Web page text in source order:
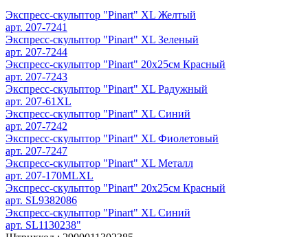
Экспресс-скульптор "Pinart" XL Желтый
арт. 207-7241
Экспресс-скульптор "Pinart" XL Зеленый
арт. 207-7244
Экспресс-скульптор "Pinart" 20х25см Красный
арт. 207-7243
Экспресс-скульптор "Pinart" XL Радужный
арт. 207-61XL
Экспресс-скульптор "Pinart" XL Синий
арт. 207-7242
Экспресс-скульптор "Pinart" XL Фиолетовый
арт. 207-7247
Экспресс-скульптор "Pinart" XL Металл
арт. 207-170MLXL
Экспресс-скульптор "Pinart" 20х25см Красный
арт. SL9382086
Экспресс-скульптор "Pinart" XL Синий
арт. SL1130238"